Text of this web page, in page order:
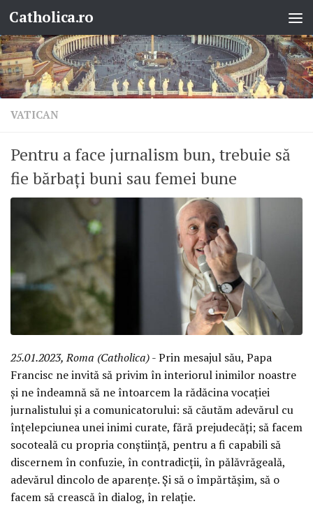
Skip to content
Catholica.ro
VATICAN
Pentru a face jurnalism bun, trebuie să
fie bărbați buni sau femei bune
25.01.2023, Roma (Catholica)- Prin mesajul său, Papa
Francisc ne invită să privim în interiorul inimilor noastre
și ne îndeamnă să ne întoarcem la rădăcina vocației
jurnalistului și a comunicatorului: să căutăm adevărul cu
înțelepciunea unei inimi curate, fără prejudecăți; să facem
socoteală cu propria conștiință, pentru a fi capabili să
discernem în confuzie, în contradicții, în pălăvrăgeală,
adevărul dincolo de aparențe. Și să o împărtășim, să o
facem să crească în dialog, în relație.